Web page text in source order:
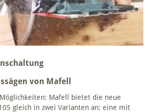
von Mafell
Möglichkeiten: Mafell bietet die neue
gleich in zwei Varianten an: eine mit